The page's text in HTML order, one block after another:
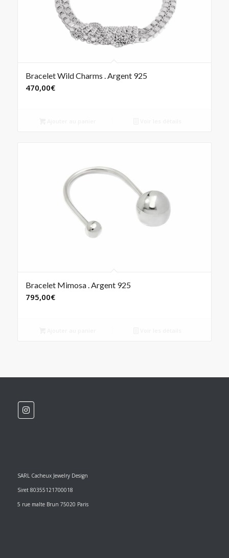
Bracelet Wild Charms . Argent 925
470,00€
Bracelet Mimosa . Argent 925
795,00€
SARL Cacheux Jewelry Design
Siret 80355121700018
5 rue malte Brun 75020 Paris